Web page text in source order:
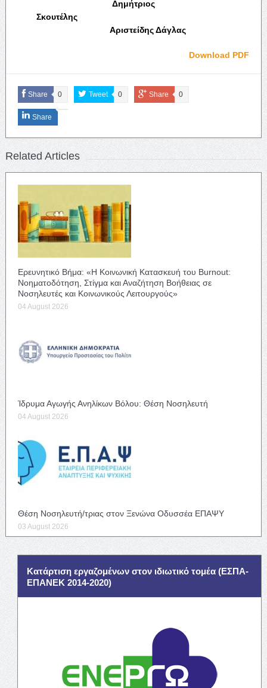
Δημήτριος
Σκουτέλης
Αριστείδης Δάγλας
Download PDF
Share 0 Tweet 0 Share 0
Share
Related Articles
Ερευνητικό Βήμα: «Η Κοινωνική Κατασκευή του Burnout:
Νοηματοδότηση, Στίγμα και Αναζήτηση Βοήθειας σε
Νοσηλευτές και Κοινωνικούς Λειτουργούς»
04 August 2026
Ίδρυμα Αγωγής Ανηλίκων Βόλου: Θέση Νοσηλευτή
04 August 2026
Θέση Νοσηλευτή/τριας στον Ξενώνα Οδυσσέα ΕΠΑΨΥ
03 August 2026
Κατάρτιση εργαζομένων στον ιδιωτικό τομέα (ΕΣΠΑ-
ΕΠΑΝΕΚ 2014-2020)